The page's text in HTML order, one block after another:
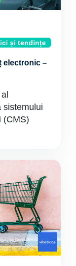
și tendințe
electronic –
sistemului
(CMS)